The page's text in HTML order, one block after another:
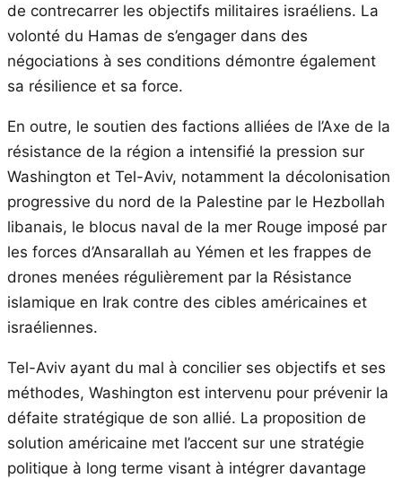
de contrecarrer les objectifs militaires israéliens. La
volonté du Hamas de s’engager dans des
négociations à ses conditions démontre également
sa résilience et sa force.
En outre, le soutien des factions alliées de l’Axe de la
résistance de la région a intensifié la pression sur
Washington et Tel-Aviv, notamment la décolonisation
progressive du nord de la Palestine par le Hezbollah
libanais, le blocus naval de la mer Rouge imposé par
les forces d’Ansarallah au Yémen et les frappes de
drones menées régulièrement par la Résistance
islamique en Irak contre des cibles américaines et
israéliennes.
Tel-Aviv ayant du mal à concilier ses objectifs et ses
méthodes, Washington est intervenu pour prévenir la
défaite stratégique de son allié. La proposition de
solution américaine met l’accent sur une stratégie
politique à long terme visant à intégrer davantage